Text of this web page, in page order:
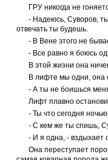
ГРУ никогда не
- Надеюсь, Суворов,
отвечать ты будешь.
- В Вене этого не
- Все равно я боюсь
В этой жизни она
В лифте мы одни, она
- А ты не боишься
Лифт плавно
- Ты что сегодня
- С кем же ты спишь,
- И я одна, - вздыхает
Она переступает